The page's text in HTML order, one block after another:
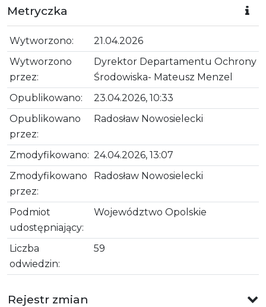
Metryczka
Wytworzono:
21.04.2026
Wytworzono
przez:
Dyrektor Departamentu Ochrony
Środowiska- Mateusz Menzel
Opublikowano:
23.04.2026, 10:33
Opublikowano
przez:
Radosław Nowosielecki
Zmodyfikowano: 24.04.2026, 13:07
Zmodyfikowano
przez:
Radosław Nowosielecki
Podmiot
udostępniający:
Województwo Opolskie
Liczba
odwiedzin:
59
Rejestr zmian